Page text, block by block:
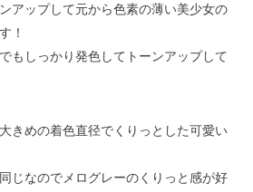
アップして元から色素の薄い美少女の
！
もしっかり発色してトーンアップして
きめの着色直径でくりっとした可愛い
じなのでメログレーのくりっと感が好